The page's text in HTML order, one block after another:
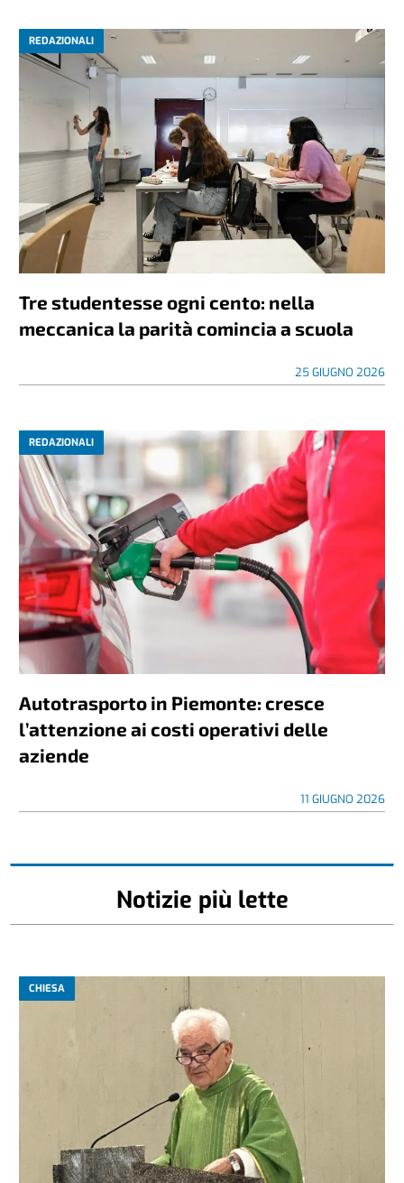
REDAZIONALI
Tre studentesse ogni cento: nella
meccanica la parità comincia a scuola
25 GIUGNO 2026
REDAZIONALI
Autotrasporto in Piemonte: cresce
l’attenzione ai costi operativi delle
aziende
11 GIUGNO 2026
Notizie più lette
CHIESA